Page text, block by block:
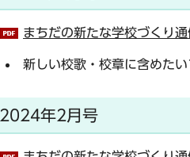
まちだの新たな学校づくり
新しい校歌・校章に含めた
2024年2月号